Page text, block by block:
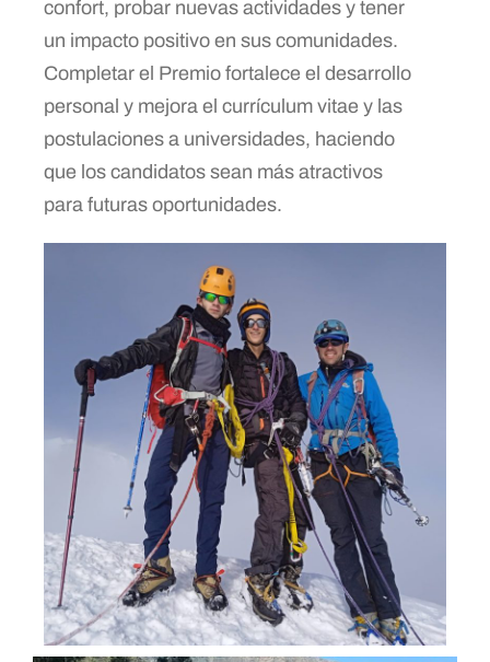
confort, probar nuevas actividades y tener
un impacto positivo en sus comunidades.
Completar el Premio fortalece el desarrollo
personal y mejora el currículum vitae y las
postulaciones a universidades, haciendo
que los candidatos sean más atractivos
para futuras oportunidades.